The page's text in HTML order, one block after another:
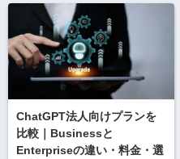
ChatGPT法人向けプランを
比較｜Businessと
Enterpriseの違い・料金・選